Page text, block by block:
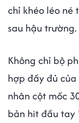
chỉ khéo léo né
sau hậu trường.
Không chỉ bộ
hợp đầy đủ
nhân cột mốc
bản hit đầu tay